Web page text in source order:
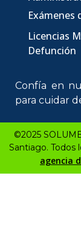
Exámenes
Licencias
Defunción
Confía en
para cuidar
©2025
Santiago. Todos
agencia